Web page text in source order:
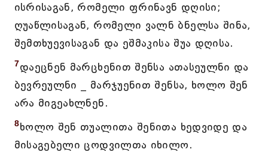
ისრისაგან, რომელი ფრინავნ დღისი;
ღუაწლისაგან, რომელი ვალნ ბნელსა შინა,
შემთხუევისაგან და ეშმაკისა შუა დღისა.
7დაეცნენ მარცხენით შენსა ათასეულნი და
ბევრეულნი _ მარჯუენით შენსა, ხოლო შენ
არა მიგეახლნენ.
8ხოლო შენ თუალითა შენითა ხედვიდე და
მისაგებელი ცოდვილთა იხილო.